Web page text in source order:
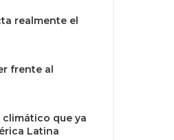
realmente el
frente al
que ya
Latina